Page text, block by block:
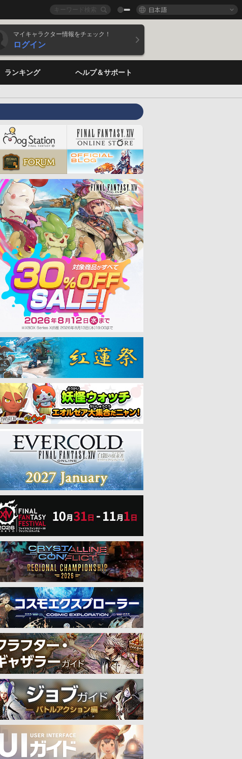
日本語
マイキャラクター情報をチェック！
ログイン
ランキング ヘルプ＆サポート